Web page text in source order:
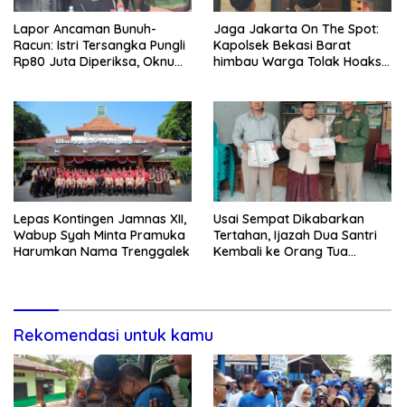
Lapor Ancaman Bunuh-
Racun: Istri Tersangka Pungli
Rp80 Juta Diperiksa, Oknum
Jaga Jakarta On The Spot:
Kapolsek Bekasi Barat
himbau Warga Tolak Hoaks
Lepas Kontingen Jamnas XII,
Wabup Syah Minta Pramuka
Harumkan Nama Trenggalek
Usai Sempat Dikabarkan
Tertahan, Ijazah Dua Santri
Kembali ke Orang Tua
Rekomendasi untuk kamu